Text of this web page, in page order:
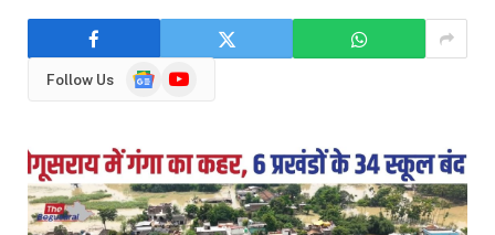
Follow Us
GoogleYouTube